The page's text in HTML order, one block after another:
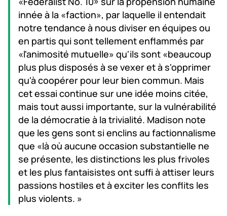
innée à la «faction», par laquelle il entendait
notre tendance à nous diviser en équipes ou
en partis qui sont tellement enflammés par
«l'animosité mutuelle» qu'ils sont «beaucoup
plus plus disposés à se vexer et à s'opprimer
qu'à coopérer pour leur bien commun. Mais
cet essai continue sur une idée moins citée,
mais tout aussi importante, sur la vulnérabilité
de la démocratie à la trivialité. Madison note
que les gens sont si enclins au factionnalisme
que «là où aucune occasion substantielle ne
se présente, les distinctions les plus frivoles
et les plus fantaisistes ont suffi à attiser leurs
passions hostiles et à exciter les conflits les
plus violents. »